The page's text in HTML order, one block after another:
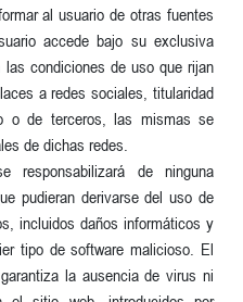
al usuario de otras fuentes
accede bajo su exclusiva
condiciones de uso que rijan
a redes sociales, titularidad
o de terceros, las mismas se
de dichas redes.
responsabilizará de ninguna
pudieran derivarse del uso de
incluidos daños informáticos y
tipo de software malicioso. El
la ausencia de virus ni